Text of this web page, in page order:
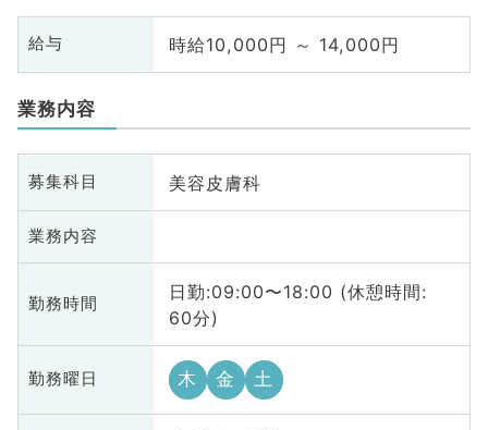
給与 時給10,000円 ～ 14,000円
業務内容
募集科目 美容皮膚科
業務内容
勤務時間
日勤:09:00〜18:00 (休憩時間:
60分)
勤務曜日 木 金 土